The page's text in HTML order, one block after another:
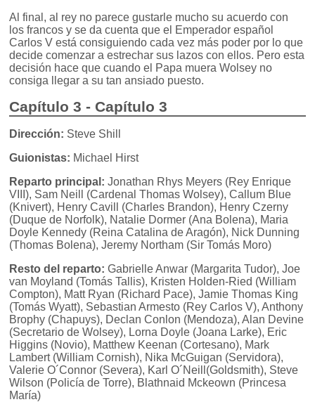
Al final, al rey no parece gustarle mucho su acuerdo con
los francos y se da cuenta que el Emperador español
Carlos V está consiguiendo cada vez más poder por lo que
decide comenzar a estrechar sus lazos con ellos. Pero esta
decisión hace que cuando el Papa muera Wolsey no
consiga llegar a su tan ansiado puesto.
Capítulo 3 - Capítulo 3
Dirección: Steve Shill
Guionistas: Michael Hirst
Reparto principal: Jonathan Rhys Meyers (Rey Enrique
VIII), Sam Neill (Cardenal Thomas Wolsey), Callum Blue
(Knivert), Henry Cavill (Charles Brandon), Henry Czerny
(Duque de Norfolk), Natalie Dormer (Ana Bolena), Maria
Doyle Kennedy (Reina Catalina de Aragón), Nick Dunning
(Thomas Bolena), Jeremy Northam (Sir Tomás Moro)
Resto del reparto: Gabrielle Anwar (Margarita Tudor), Joe
van Moyland (Tomás Tallis), Kristen Holden-Ried (William
Compton), Matt Ryan (Richard Pace), Jamie Thomas King
(Tomás Wyatt), Sebastian Armesto (Rey Carlos V), Anthony
Brophy (Chapuys), Declan Conlon (Mendoza), Alan Devine
(Secretario de Wolsey), Lorna Doyle (Joana Larke), Eric
Higgins (Novio), Matthew Keenan (Cortesano), Mark
Lambert (William Cornish), Nika McGuigan (Servidora),
Valerie O´Connor (Severa), Karl O´Neill(Goldsmith), Steve
Wilson (Policía de Torre), Blathnaid Mckeown (Princesa
María)